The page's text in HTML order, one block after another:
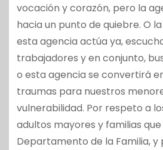
vocación y corazón, pero la
hacia un punto de quiebre. O
esta agencia actúa ya,
trabajadores y en conjunto,
o esta agencia se convertirá
traumas para nuestros
vulnerabilidad. Por respeto a
adultos mayores y familias
Departamento de la Familia, y